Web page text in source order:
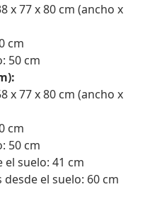
x 77 x 80 cm (ancho x
cm
50 cm
x 77 x 80 cm (ancho x
cm
50 cm
suelo: 41 cm
el suelo: 60 cm